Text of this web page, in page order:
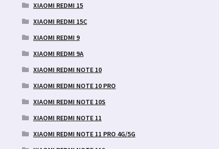
XIAOMI REDMI 15
XIAOMI REDMI 15C
XIAOMI REDMI 9
XIAOMI REDMI 9A
XIAOMI REDMI NOTE 10
XIAOMI REDMI NOTE 10 PRO
XIAOMI REDMI NOTE 10S
XIAOMI REDMI NOTE 11
XIAOMI REDMI NOTE 11 PRO 4G/5G